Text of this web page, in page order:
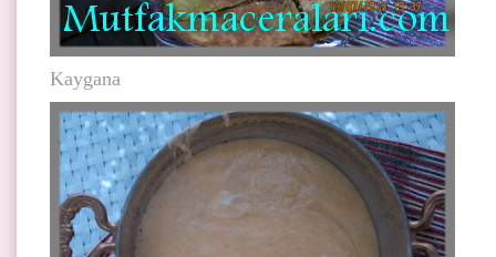
Kaygana